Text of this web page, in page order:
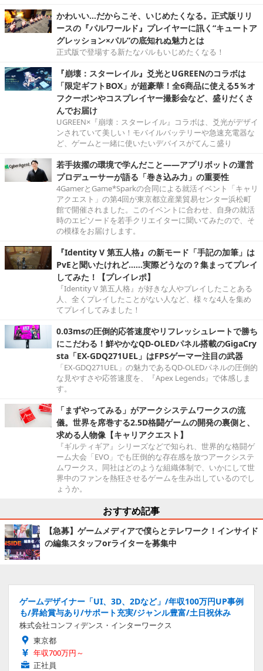
かわいい…だからこそ、いじめたくなる。正式版リリ
ースの『パルワールド』プレイヤーに訊く“キュートア
グレッション×パル”の底知れぬ魅力とは
正式版で登場する新たなパルもいじめたくなる！
『崩壊：スターレイル』爻光とUGREENのコラボは
「限定ギフトBOX」が超豪華！全6商品に使える5％オ
フクーポンやコスプレイヤー撮影会など、盛りだくさ
んでお届け
UGREEN×『崩壊：スターレイル』コラボは、爻光がデザイ
ンされていて美しい！モバイルバッテリーや急速充電器な
ど、ゲームと一緒に使いたいデバイスがてんこ盛り
若手抜擢の環境で学んだこと――アプリボットの運営
プロデューサーが語る「巻き込み力」の重要性
4GamerとGame*Sparkの合同による就活イベント「キャリ
アクエスト」の第4回が東京都立産業貿易センター浜松町
館で開催されました。このイベントに合わせ、自身の就活
時のエピソードを若手クリエイターに聞いてみたので、そ
の模様をお届けします。
『Identity V 第五人格』の新モード「手記の加筆」は
PvEと聞いたけれど……実際どうなの？集まってプレイ
してみた！【プレイレポ】
『Identity V 第五人格』が好きな人やプレイしたことある
人、全くプレイしたことがない人など、様々な4人を集め
てプレイしてみました！
0.03msの圧倒的応答速度やリフレッシュレートで勝ち
にこだわる！鮮やかなQD-OLEDパネル搭載のGigaCry
sta「EX-GDQ271UEL」はFPSゲーマー注目の武器
「EX-GDQ271UEL」の魅力であるQD-OLEDパネルの圧倒的
な見やすさや応答速度を、『Apex Legends』で体感しま
す。
「まずやってみる」がアークシステムワークスの流
儀。世界を席巻する2.5D格闘ゲームの開発の裏側と、
求める人物像【キャリアクエスト】
『ギルティギア』シリーズなどで知られ、世界的な格闘ゲ
ーム大会「EVO」でも圧倒的な存在感を放つアークシステ
ムワークス。同社はどのような組織体制で、いかにして世
界中のファンを熱狂させるゲームを生み出しているのでし
ょうか。
おすすめ記事
【急募】ゲームメディアで僕らとテレワーク！インサイド
の編集スタッフorライターを募集中
ゲームデザイナー「UI、3D、2Dなど」/年収100万円UP事例
も/昇給賞与あり/サポート充実/ジャンル豊富/土日祝休み
株式会社コンフィデンス・インターワークス
東京都
年収700万円～
正社員